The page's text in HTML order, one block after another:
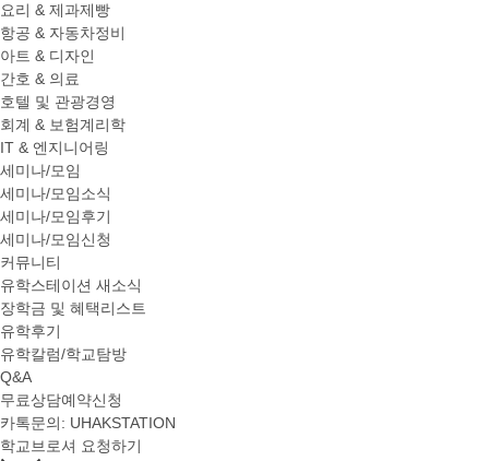
요리 & 제과제빵
항공 & 자동차정비
아트 & 디자인
간호 & 의료
호텔 및 관광경영
회계 & 보험계리학
IT & 엔지니어링
세미나/모임
세미나/모임소식
세미나/모임후기
세미나/모임신청
커뮤니티
유학스테이션 새소식
장학금 및 혜택리스트
유학후기
유학칼럼/학교탐방
Q&A
무료상담예약신청
카톡문의: UHAKSTATION
학교브로셔 요청하기